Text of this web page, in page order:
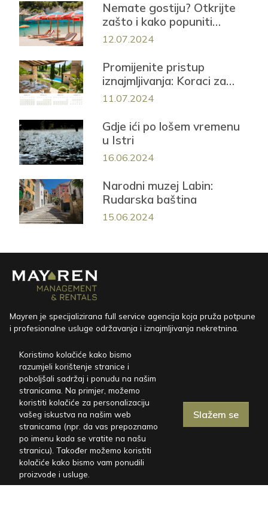
Nemate gostiju? Otkrijte
zašto i kako popuniti
smještaj iduće sezone!
12.07.2024
Promijenite pristup
iznajmljivanja: Koraci za
uspješnu sezonu
11.07.2024
Gdje ići po lošem vremenu
u Istri
16.06.2024
Narodni muzej Labin:
Rudarska baština
15.06.2024
Koristimo kolačiće kako bismo
razumjeli korištenje stranice i
poboljšali sadržaj i ponudu na našim
stranicama. Na primjer, možemo
koristiti kolačiće za personalizaciju
vašeg iskustva na našim web
stranicama (npr. da vas prepoznamo
po imenu kada se vratite na našu
stranicu). Također možemo koristiti
kolačiće kako bismo vam ponudili
proizvode i usluge.
Slažem se
Mayren je specijalizirana full service agencija koja pruža potpune
i profesionalne usluge održavanja i iznajmljivanja nekretnina.
CESPED d.o.o.
Marinići 170, HR-51216 Viškovo
miren@mayren.hr
+385 91 767 5098
Kuće za odmor
Vile u Istri
Vile na Kvarneru